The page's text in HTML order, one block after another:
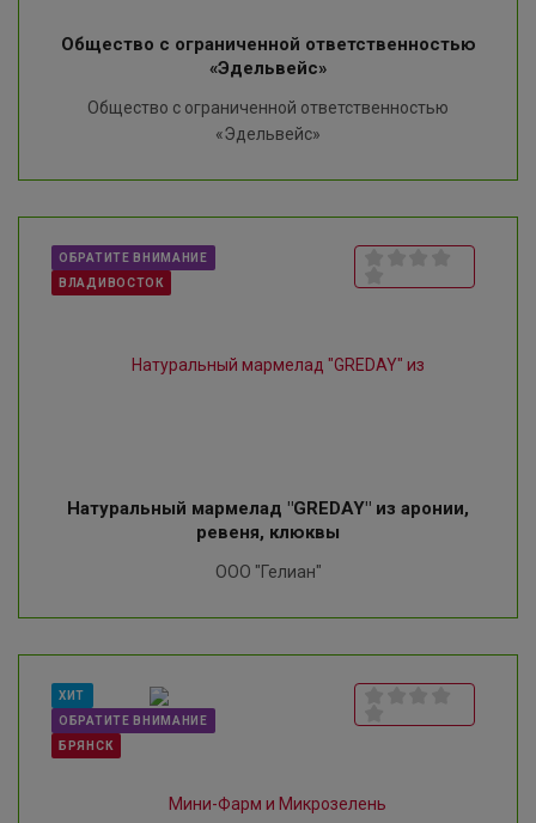
Общество с ограниченной ответственностью
«Эдельвейс»
Общество с ограниченной ответственностью
«Эдельвейс»
ОБРАТИТЕ ВНИМАНИЕ
ВЛАДИВОСТОК
Натуральный мармелад "GREDAY" из аронии,
ревеня, клюквы
ООО "Гелиан"
ХИТ
ОБРАТИТЕ ВНИМАНИЕ
БРЯНСК